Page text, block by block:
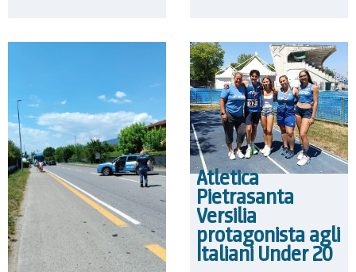
Atletica
Pietrasanta
Versilia
protagonista agli
Italiani Under 20